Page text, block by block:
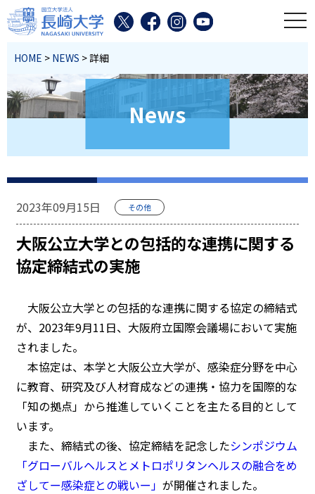
HOME > NEWS > 詳細
News
2023年09月15日 その他
大阪公立大学との包括的な連携に関する
協定締結式の実施
大阪公立大学との包括的な連携に関する協定の締結式
が、2023年9月11日、大阪府立国際会議場において実施
されました。
本協定は、本学と大阪公立大学が、感染症分野を中心
に教育、研究及び人材育成などの連携・協力を国際的な
「知の拠点」から推進していくことを主たる目的として
います。
また、締結式の後、協定締結を記念したシンポジウム
「グローバルヘルスとメトロポリタンヘルスの融合をめ
ざしてー感染症との戦いー」 が開催されました。